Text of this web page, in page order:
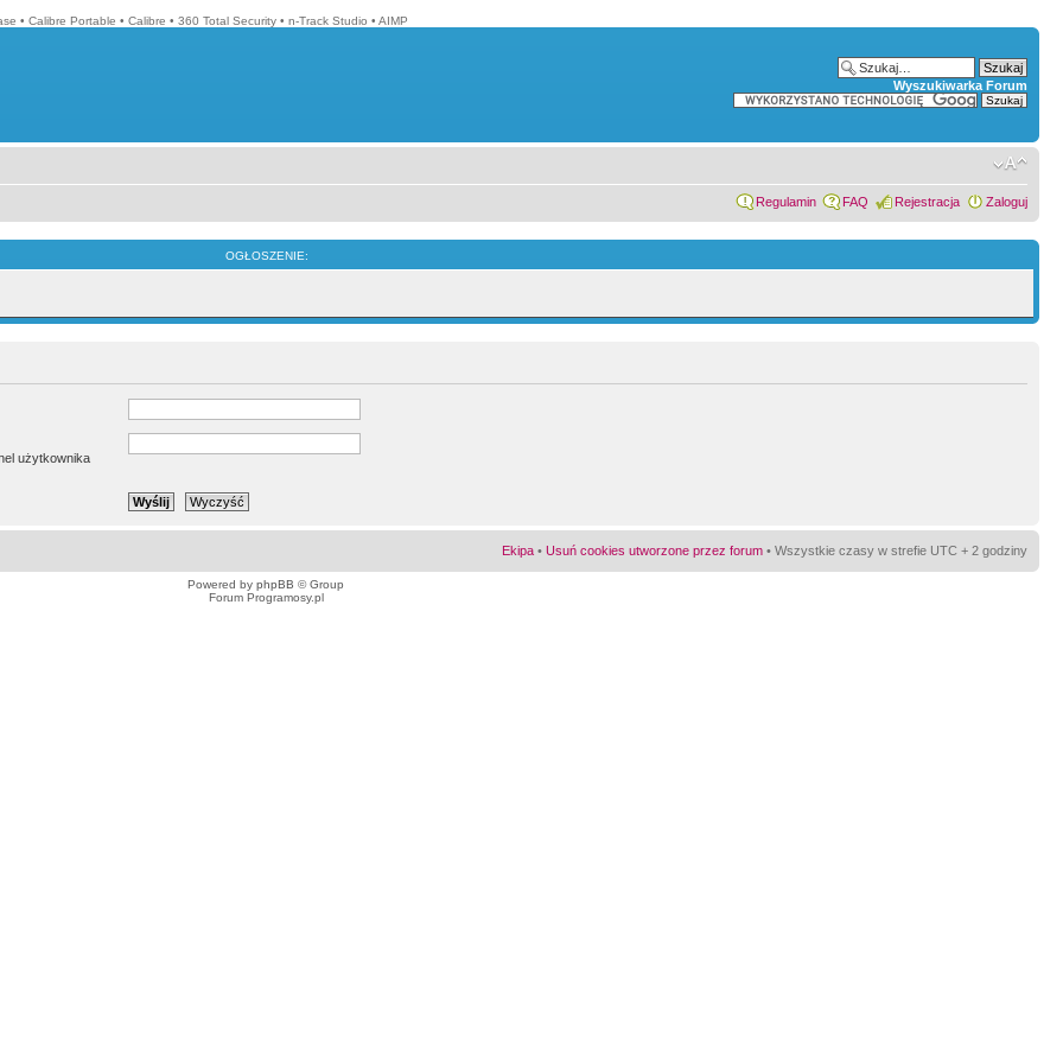
• Calibre Portable • Calibre • 360 Total Security • n-Track Studio • AIMP
Wyszukiwarka Forum
Regulamin FAQ Rejestracja Zaloguj
OGŁOSZENIE:
użytkownika
Ekipa • Usuń cookies utworzone przez forum • Wszystkie czasy w strefie UTC + 2 godziny
Powered by phpBB © Group
Forum Programosy.pl